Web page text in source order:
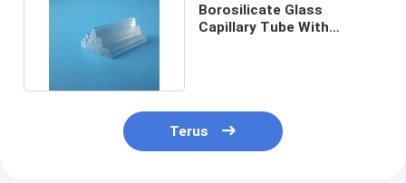
Borosilicate Glass
Capillary Tube With
Terus